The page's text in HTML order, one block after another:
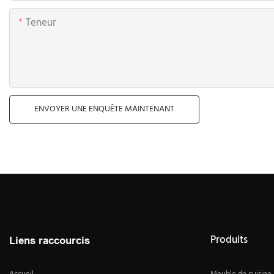
Teneur
ENVOYER UNE ENQUÊTE MAINTENANT
Liens raccourcis Produits